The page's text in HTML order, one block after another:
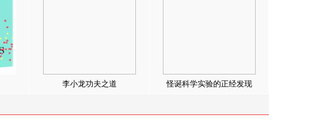
李小龙功夫之道 怪诞科学实验的正经发现